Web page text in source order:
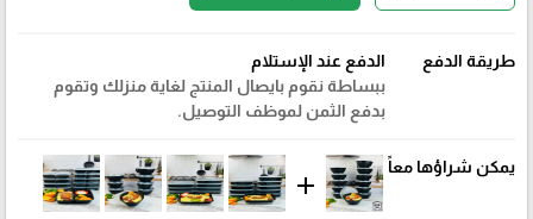
طريقة الدفع
الدفع عند الإستلام
ببساطة نقوم بايصال المنتج لغاية منزلك وتقوم
بدفع الثمن لموظف التوصيل.
يمكن شراؤها معاً
add